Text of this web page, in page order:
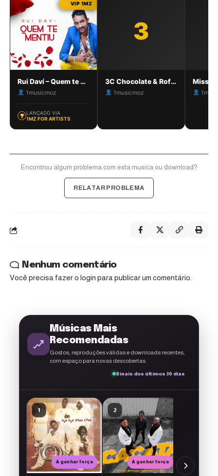
VIP 1MZ
Rui Daví – Quem te mentiu
1musicmoz
LANÇADO VIA
1MZ FOR ARTISTS
3
3C Chocolate & Rof – MAHAPA
1musicmoz
Encontrou algum problema com esta musica ou download?
RELATAR PROBLEMA
Nenhum comentário
Você precisa fazer o login para publicar um comentário.
Músicas Mais
Recomendadas
Gostos, reproduções válidas e downloads recentes,
com espaço para novas descobertas.
Sinais dos últimos 30 dias
1
A ganhar força
2
A ganhar força